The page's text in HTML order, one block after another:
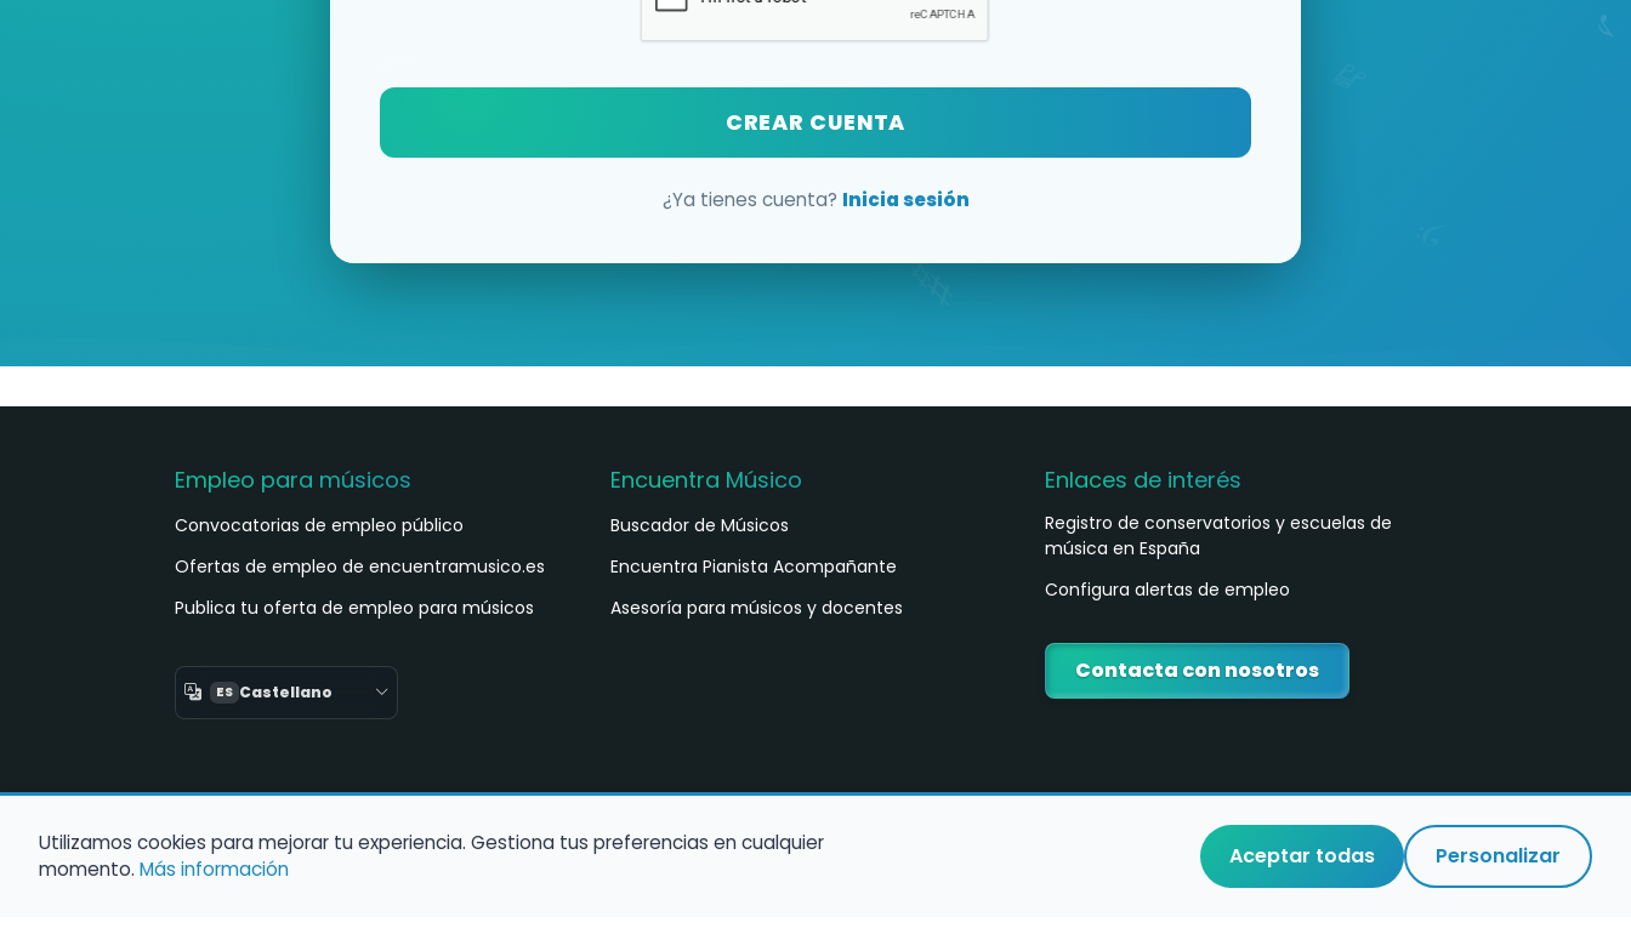
CREAR CUENTA
¿Ya tienes cuenta? Inicia sesión
Empleo para músicos
Convocatorias de empleo público
Ofertas de empleo de encuentramusico.es
Publica tu oferta de empleo para músicos
ES Castellano
Encuentra Músico
Buscador de Músicos
Encuentra Pianista Acompañante
Asesoría para músicos y docentes
Enlaces de interés
Registro de conservatorios y escuelas de
música en España
Configura alertas de empleo
Contacta con nosotros
Utilizamos cookies para mejorar tu experiencia. Gestiona tus preferencias en cualquier
momento. Más información Aceptar todas Personalizar